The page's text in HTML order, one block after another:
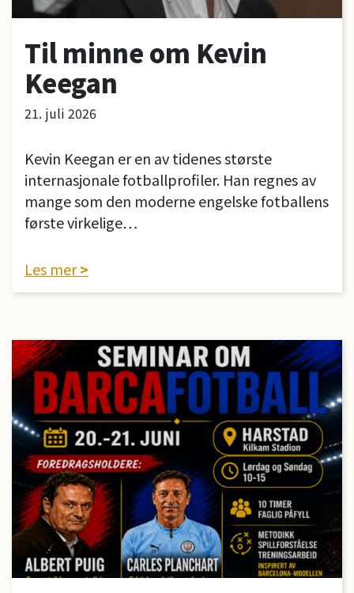
21. juli 2026
Til minne om Kevin
Keegan
Kevin Keegan er en av tidenes største
internasjonale fotballprofiler. Han regnes av
mange som den moderne engelske fotballens
første virkelige…
Les mer